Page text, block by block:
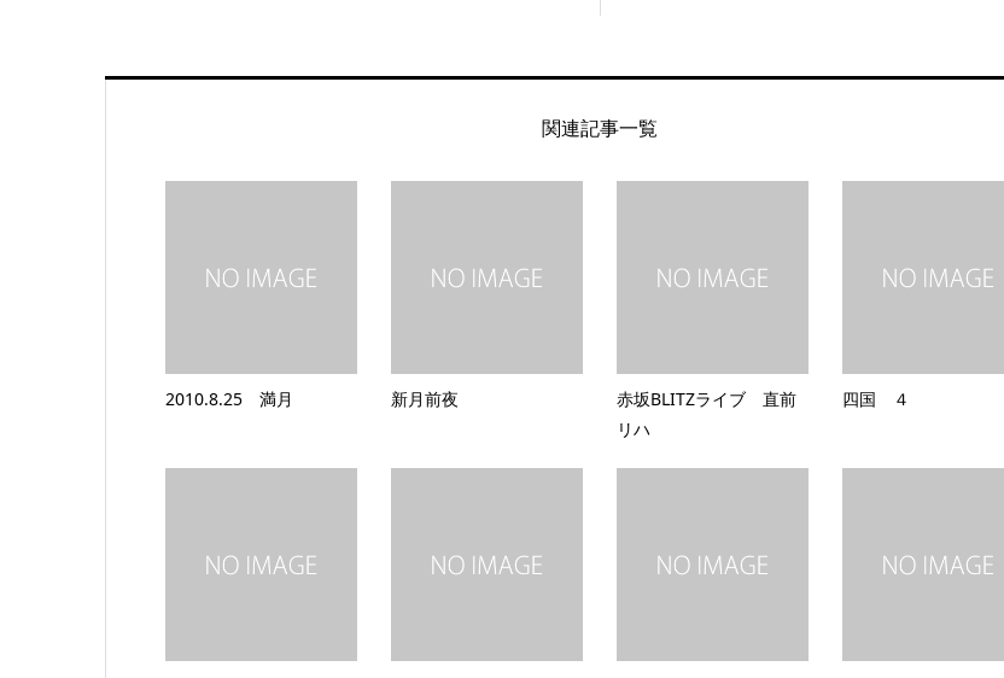
関連記事一覧
2010.8.25 満月 新月前夜
赤坂BLITZライブ 直前
リハ
四国 ４